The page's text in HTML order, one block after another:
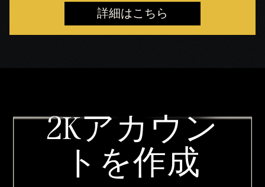
詳細はこちら
2Kアカウン
トを作成